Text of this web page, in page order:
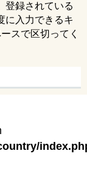
登録されている
に入力できるキ
スで区切ってく